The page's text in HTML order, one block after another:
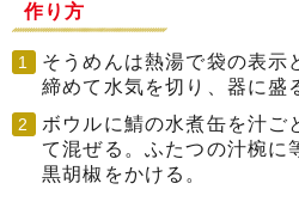
作り方
そうめんは熱湯で袋の表示
締めて水気を切り、器に盛
ボウルに鯖の水煮缶を汁ご
て混ぜる。ふたつの汁椀に
黒胡椒をかける。